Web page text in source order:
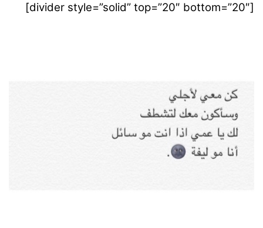
[divider style=”solid” top=”20″ bottom=”20″]